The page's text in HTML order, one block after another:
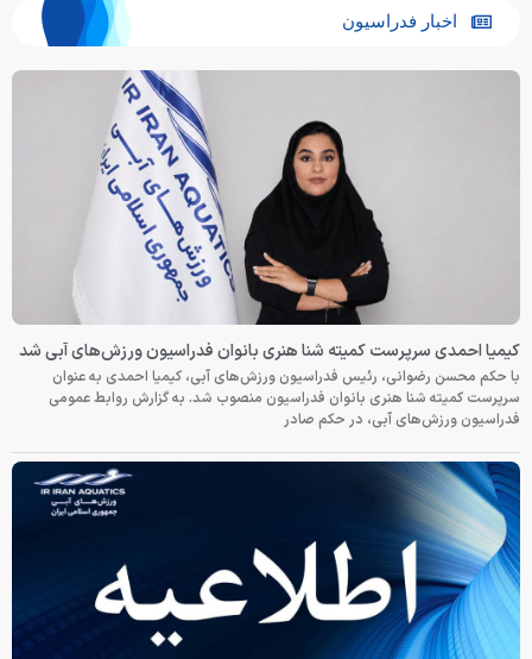
اخبار فدراسیون
کیمیا احمدی سرپرست کمیته شنا هنری بانوان فدراسیون ورزش‌های آبی شد
با حکم محسن رضوانی، رئیس فدراسیون ورزش‌های آبی، کیمیا احمدی به عنوان
سرپرست کمیته شنا هنری بانوان فدراسیون منصوب شد. به گزارش روابط عمومی
فدراسیون ورزش‌های آبی، در حکم صادر